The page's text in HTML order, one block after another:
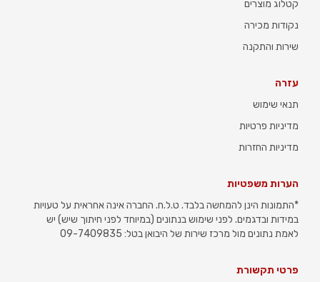
קטלוג מוצרים
נקודות מכירה
שירות והתקנה
עזרה
תנאי שימוש
מדיניות פרטיות
מדיניות החזרות
הערות משפטיות
*התמונות הינן להמחשה בלבד. ט.ל.ח. החברה אינה אחראית על טעויות
במידות ובדגמים. לפני שימוש בנתונים (במיוחד לפני חיתוך שיש) יש
לאמת נתונים מול מרכז שירות של היבואן בטל: 09-7409835
פרטי תקשורת